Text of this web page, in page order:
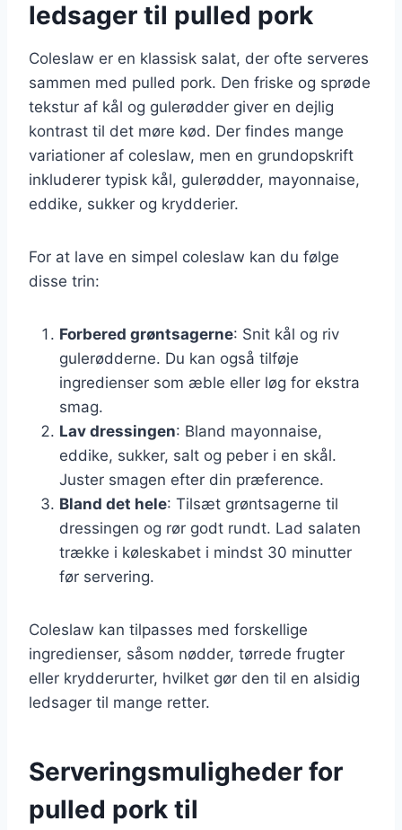
ledsager til pulled pork
Coleslaw er en klassisk salat, der ofte serveres
sammen med pulled pork. Den friske og sprøde
tekstur af kål og gulerødder giver en dejlig
kontrast til det møre kød. Der findes mange
variationer af coleslaw, men en grundopskrift
inkluderer typisk kål, gulerødder, mayonnaise,
eddike, sukker og krydderier.
For at lave en simpel coleslaw kan du følge
disse trin:
Forbered grøntsagerne: Snit kål og riv
gulerødderne. Du kan også tilføje
ingredienser som æble eller løg for ekstra
smag.
Lav dressingen: Bland mayonnaise,
eddike, sukker, salt og peber i en skål.
Juster smagen efter din præference.
Bland det hele: Tilsæt grøntsagerne til
dressingen og rør godt rundt. Lad salaten
trække i køleskabet i mindst 30 minutter
før servering.
Coleslaw kan tilpasses med forskellige
ingredienser, såsom nødder, tørrede frugter
eller krydderurter, hvilket gør den til en alsidig
ledsager til mange retter.
Serveringsmuligheder for
pulled pork til